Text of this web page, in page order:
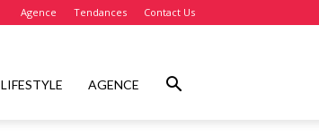
Agence Tendances Contact Us
LIFESTYLE AGENCE